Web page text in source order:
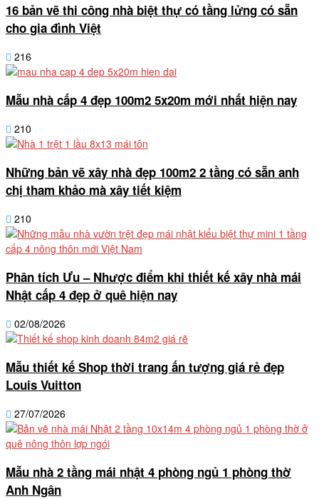
16 bản vẽ thi công nhà biệt thự có tầng lửng có sẵn
cho gia đình Việt
216
Mẫu nhà cấp 4 đẹp 100m2 5x20m mới nhất hiện nay
210
Những bản vẽ xây nhà đẹp 100m2 2 tầng có sẵn anh
chị tham khảo mà xây tiết kiệm
210
Phân tích Ưu – Nhược điểm khi thiết kế xây nhà mái
Nhật cấp 4 đẹp ở quê hiện nay
02/08/2026
Mẫu thiết kế Shop thời trang ấn tượng giá rẻ đẹp
Louis Vuitton
27/07/2026
Mẫu nhà 2 tầng mái nhật 4 phòng ngủ 1 phòng thờ
Anh Ngân